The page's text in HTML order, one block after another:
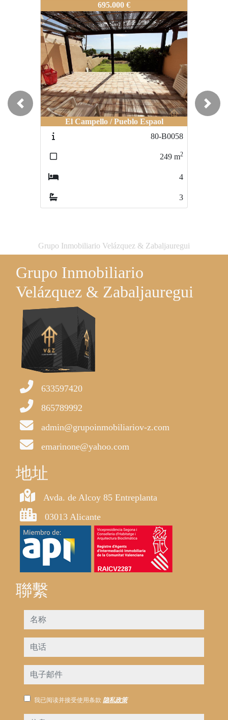
625.000 €
Alicante / Playa San Juan
80-0351
290
El Campello / Pueblo Espaol
Previous Next
Grupo Inmobiliario Velázquez & Zabaljauregui
Grupo Inmobiliario
Velázquez & Zabaljauregui
633597420
865789992
admin@grupoinmobiliariov-z.com
emarinone@yahoo.com
地址
Avda. de Alcoy 85 Entreplanta
03013 Alicante
聯繫
名称
电话
电子邮件
我已阅读并接受使用条款 隐私政策